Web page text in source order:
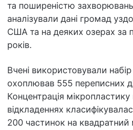
та поширеністю
аналізували дані громад
США та на деяких озерах за
років.
Вчені використовували
охоплював 555 переписних
Концентрація
відкладеннях
200 частинок на